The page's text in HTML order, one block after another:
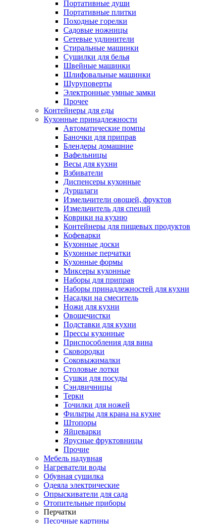
Портативные души
Портативные плитки
Походные горелки
Садовые ножницы
Сетевые удлинители
Стиральные машинки
Сушилки для белья
Швейные машинки
Шлифовальные машинки
Шуруповерты
Электронные умные замки
Прочее
Контейнеры для еды
Кухонные принадлежности
Автоматические помпы
Баночки для приправ
Блендеры домашние
Вафельницы
Весы для кухни
Взбиватели
Диспенсеры кухонные
Дуршлаги
Измельчители овощей, фруктов
Измельчитель для специй
Коврики на кухню
Контейнеры для пищевых продуктов
Кофеварки
Кухонные доски
Кухонные перчатки
Кухонные формы
Миксеры кухонные
Наборы для приправ
Наборы принадлежностей для кухни
Насадки на смеситель
Ножи для кухни
Овощечистки
Подставки для кухни
Прессы кухонные
Приспособления для вина
Сковородки
Соковыжималки
Столовые лотки
Сушки для посуды
Сэндвичницы
Терки
Точилки для ножей
Фильтры для крана на кухне
Штопоры
Яйцеварки
Ярусные фруктовницы
Прочие
Мебель надувная
Нагреватели воды
Обувная сушилка
Одеяла электрические
Опрыскиватели для сада
Отопительные приборы
Перчатки
Песочные картины